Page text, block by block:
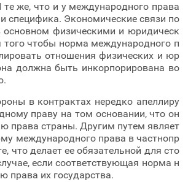
же, что и у международного права
специфика. Экономические связи по
физическими и юридическ
чтобы норма международного п
отношения физических и юр
должна быть инкорпорирована во
в контрактах нередко апеллиру
праву на том основании, что он
права страны. Другим путем являет
международного права в частнопр
что делает ее обязательной для сто
если соответствующая норма н
права их государства.